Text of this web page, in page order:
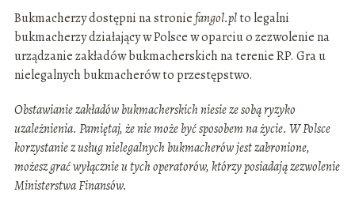
Bukmacherzy dostępni na stroniefangol.plto legalni
bukmacherzy działający w Polsce w oparciu o zezwolenie na
urządzanie zakładów bukmacherskich na terenie RP. Gra u
nielegalnych bukmacherów to przestępstwo.
Obstawianie zakładów bukmacherskich niesie ze sobą ryzyko
uzależnienia. Pamiętaj, że nie może być sposobem na życie. W Polsce
korzystanie z usług nielegalnych bukmacherów jest zabronione,
możesz grać wyłącznie u tych operatorów, którzy posiadają zezwolenie
Ministerstwa Finansów.